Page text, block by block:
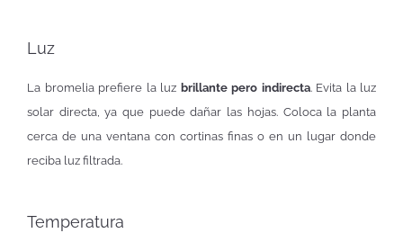
Luz
La bromelia prefiere la luz brillante pero indirecta. Evita la luz
solar directa, ya que puede dañar las hojas. Coloca la planta
cerca de una ventana con cortinas finas o en un lugar donde
reciba luz filtrada.
Temperatura